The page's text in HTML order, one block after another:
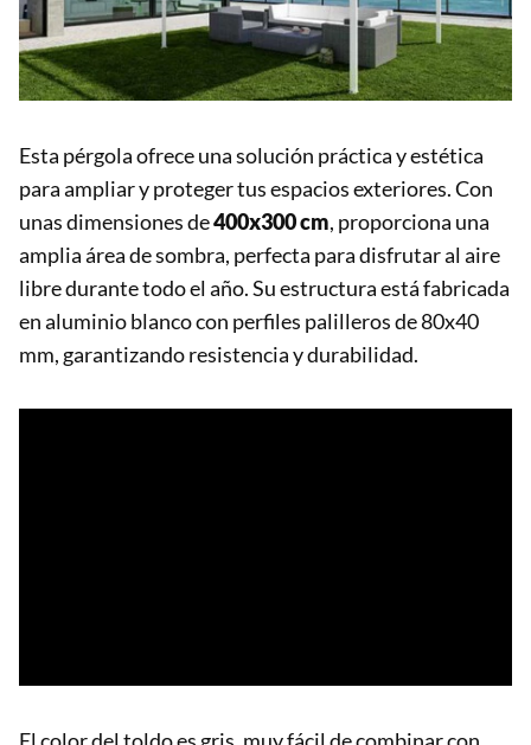
Esta pérgola ofrece una solución práctica y estética
para ampliar y proteger tus espacios exteriores. Con
unas dimensiones de400x300 cm, proporciona una
amplia área de sombra, perfecta para disfrutar al aire
libre durante todo el año. Su estructura está fabricada
en aluminio blanco con perfiles palilleros de 80x40
mm, garantizando resistencia y durabilidad.